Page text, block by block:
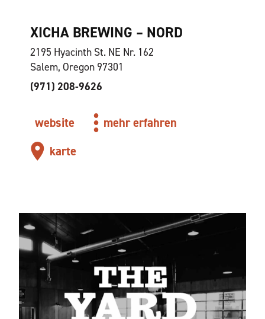
XICHA BREWING – NORD
2195 Hyacinth St. NE Nr. 162
Salem, Oregon 97301
(971) 208-9626
website
mehr erfahren
karte